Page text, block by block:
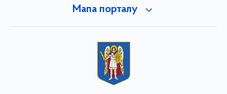
Мапа порталу